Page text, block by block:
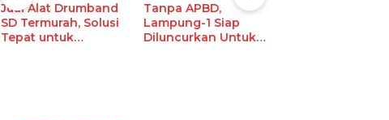
Jual Alat Drumband
SD Termurah, Solusi
Tepat untuk
Tanpa APBD,
Lampung-1 Siap
Diluncurkan Untuk